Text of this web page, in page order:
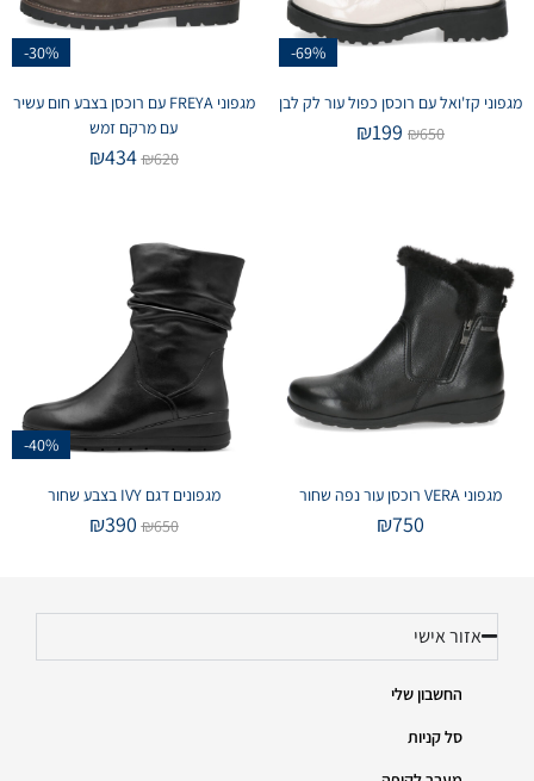
-69%
מגפוני קז'ואל עם רוכסן כפול עור לק לבן
₪650
₪199
-30%
מגפוני FREYA עם רוכסן בצבע חום עשיר
עם מרקם זמש
₪620
₪434
מגפוני VERA רוכסן עור נפה שחור
₪750
-40%
מגפונים דגם IVY בצבע שחור
₪650
₪390
אזור אישי
החשבון שלי
סל קניות